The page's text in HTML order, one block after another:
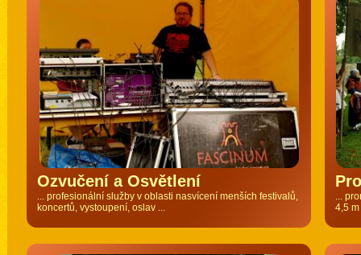
Ozvučení a Osvětlení
... profesionální služby v oblasti nasvícení menších festivalů,
koncertů, vystoupení, oslav ...
...
4,5